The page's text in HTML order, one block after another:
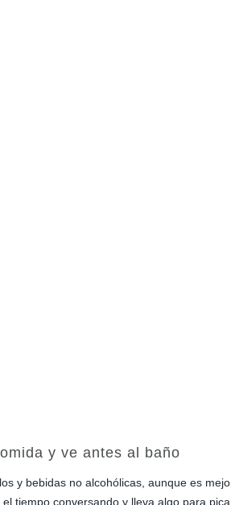
y ve antes al baño
y bebidas no alcohólicas, aunque es
tiempo conversando y lleva algo para